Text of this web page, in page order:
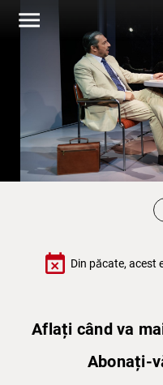
menu
event_busy Din păcate, acest
Aflați când va
Abonați-